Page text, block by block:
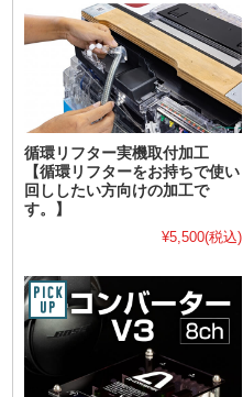
循環リフター実機取付加工
【循環リフターをお持ちで使い
回ししたい方向けの加工で
す。】
¥5,500(税込)